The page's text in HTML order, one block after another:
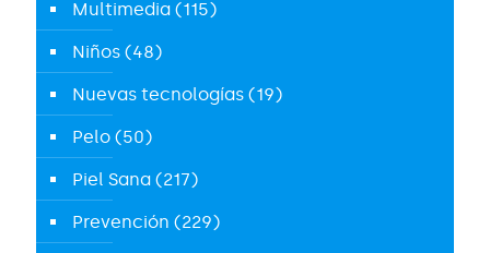
Multimedia (115)
Niños (48)
Nuevas tecnologías (19)
Pelo (50)
Piel Sana (217)
Prevención (229)